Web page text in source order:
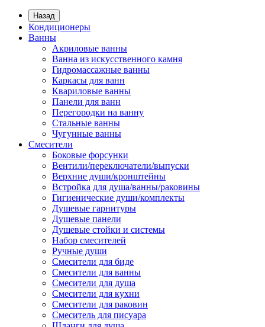
Назад
Кондиционеры
Ванны
Акриловые ванны
Ванна из искусственного камня
Гидромассажные ванны
Каркасы для ванн
Квариловые ванны
Панели для ванн
Перегородки на ванну
Стальные ванны
Чугунные ванны
Смесители
Боковые форсунки
Вентили/переключатели/выпуски
Верхние души/кронштейны
Встройка для душа/ванны/раковины
Гигиенические души/комплекты
Душевые гарнитуры
Душевые панели
Душевые стойки и системы
Набор смесителей
Ручные души
Смесители для биде
Смесители для ванны
Смесители для душа
Смесители для кухни
Смесители для раковин
Смеситель для писуара